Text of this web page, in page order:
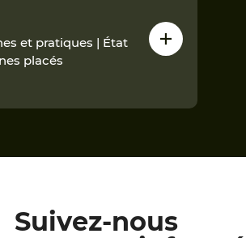
et pratiques | État
placés
Suivez-nous